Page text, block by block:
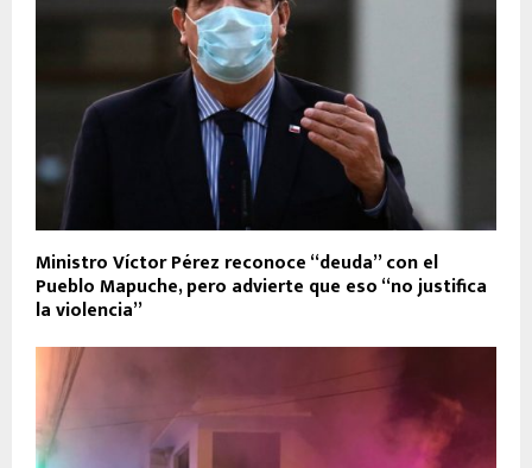
Ministro Víctor Pérez reconoce “deuda” con el
Pueblo Mapuche, pero advierte que eso “no justifica
la violencia”